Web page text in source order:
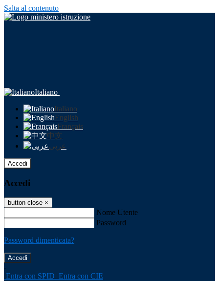
Salta al contenuto
Italiano
Italiano
English
Français
中文
عربى
Accedi
Accedi
button close ×
Nome Utente
Password
Password dimenticata?
-
Entra con SPID Entra con CIE